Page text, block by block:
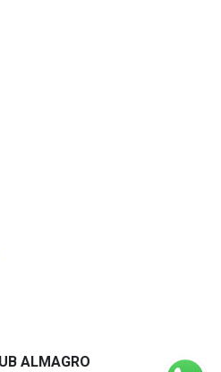
ALMAGRO